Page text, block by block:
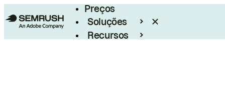
Preços
Soluções
Recursos